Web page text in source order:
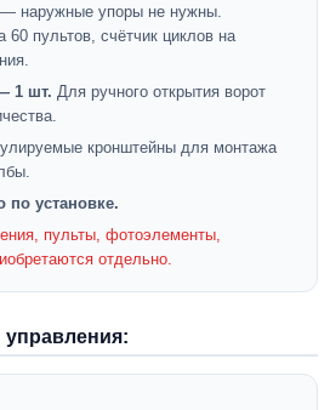
наружные упоры не нужны.
60 пультов, счётчик циклов на
1 шт. Для ручного открытия ворот
кронштейны для монтажа
по установке.
пульты, фотоэлементы,
отдельно.